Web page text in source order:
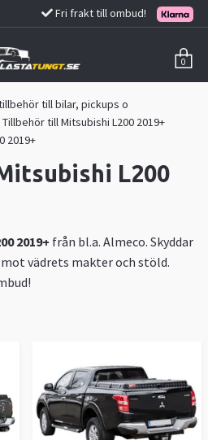
Fri frakt till ombud!
0
till bilar, pickups o
Tillbehör till Mitsubishi L200 2019+
2019+
L200
2019+ från bl.a. Almeco. Skyddar
vädrets makter och stöld.